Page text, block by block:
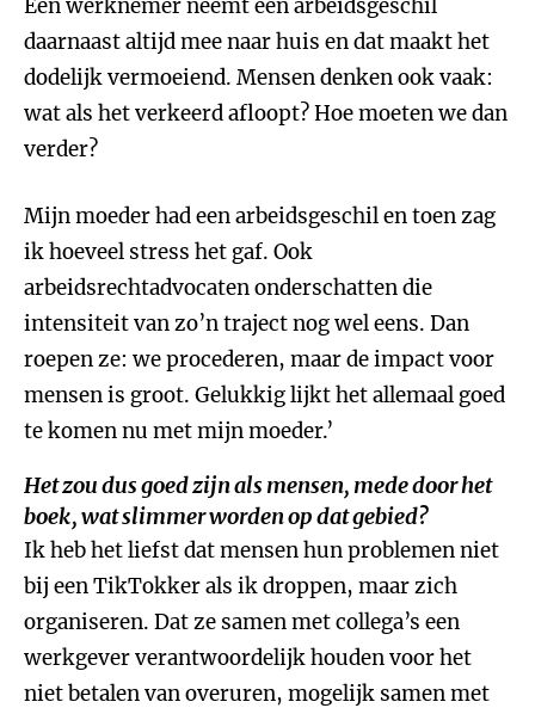
Een werknemer neemt een arbeidsgeschil
daarnaast altijd mee naar huis en dat maakt het
dodelijk vermoeiend. Mensen denken ook vaak:
wat als het verkeerd afloopt? Hoe moeten we dan
verder?
Mijn moeder had een arbeidsgeschil en toen zag
ik hoeveel stress het gaf. Ook
arbeidsrechtadvocaten onderschatten die
intensiteit van zo’n traject nog wel eens. Dan
roepen ze: we procederen, maar de impact voor
mensen is groot. Gelukkig lijkt het allemaal goed
te komen nu met mijn moeder.’
Het zou dus goed zijn als mensen, mede door het
boek, wat slimmer worden op dat gebied?
Ik heb het liefst dat mensen hun problemen niet
bij een TikTokker als ik droppen, maar zich
organiseren. Dat ze samen met collega’s een
werkgever verantwoordelijk houden voor het
niet betalen van overuren, mogelijk samen met